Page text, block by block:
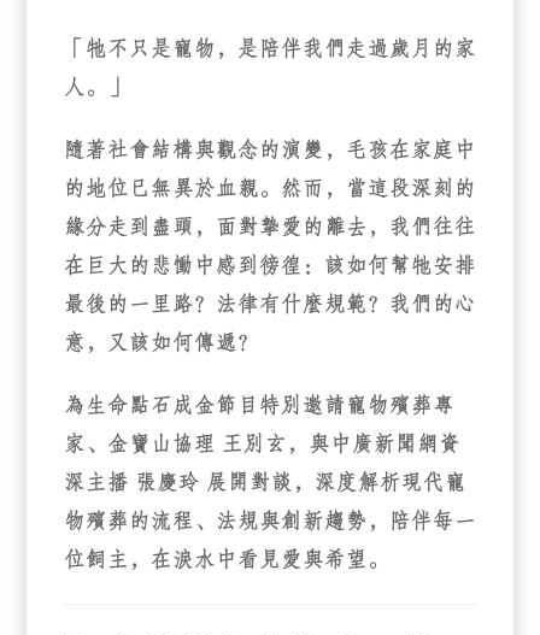
「牠不只是寵物，是陪伴我們走過歲月的家
人。」
隨著社會結構與觀念的演變，毛孩在家庭中
的地位已無異於血親。然而，當這段深刻的
緣分走到盡頭，面對摯愛的離去，我們往往
在巨大的悲慟中感到徬徨：該如何幫牠安排
最後的一里路？法律有什麼規範？我們的心
意，又該如何傳遞？
為生命點石成金節目特別邀請寵物殯葬專
家、金寶山協理 王別玄 ，與中廣新聞網資
深主播 張慶玲 展開對談，深度解析現代寵
物殯葬的流程、法規與創新趨勢，陪伴每一
位飼主，在淚水中看見愛與希望。